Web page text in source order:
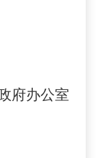
府办公室